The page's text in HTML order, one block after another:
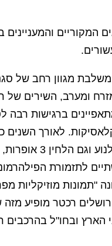
המקוריים והמעניינים
משלבת מגוון רחב של
ומערב, השירים של
ברגישות
לאורך השנים
לתיאטרון וקולנוע
לתזמורת
"תמונות מוזיקליות
רכטר מופיע
ובחו"ל בהרכבים